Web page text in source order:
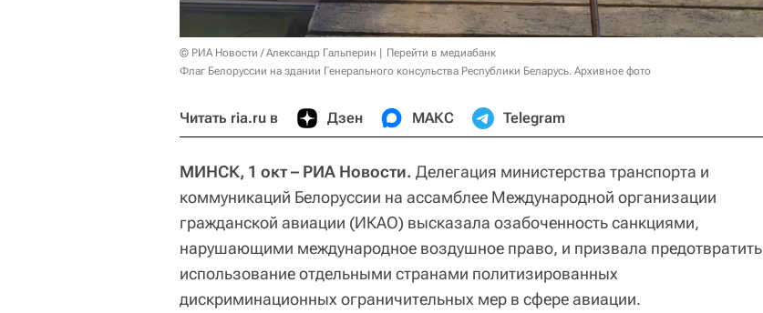
© РИА Новости / Александр Гальперин
Перейти в медиабанк
Флаг Белоруссии на здании Генерального консульства Республики Беларусь. Архивное фото
Читать ria.ru в Дзен МАКС Telegram
МИНСК, 1 окт – РИА Новости. Делегация министерства транспорта и
коммуникаций Белоруссии на ассамблее Международной организации
гражданской авиации (ИКАО) высказала озабоченность санкциями,
нарушающими международное воздушное право, и призвала предотвратить
использование отдельными странами политизированных
дискриминационных ограничительных мер в сфере авиации.